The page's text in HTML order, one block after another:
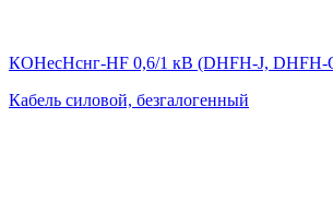
КОНесНснг-HF 0,6/1 кВ (DHFH-J, DHFH-
Кабель силовой, безгалогенный